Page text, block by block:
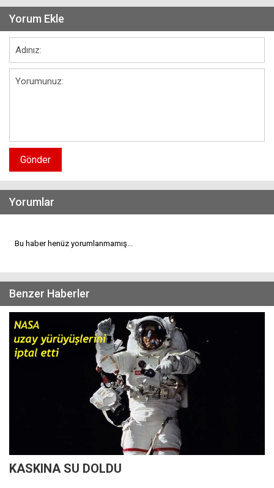
Yorum Ekle
Gönder
Yorumlar
Bu haber henüz yorumlanmamış...
Benzer Haberler
KASKINA SU DOLDU